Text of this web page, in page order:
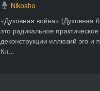
Nikosho
«Духовная война»
это радикальное
деконструкции иллюзий эго и
Кн...